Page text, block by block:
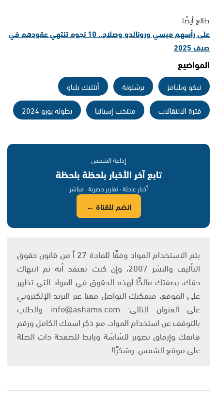
طالع أيضًا
على رأسهم ميسي ورونالدو وصلاح.. 10 نجوم تنتهي عقودهم في
صيف 2025
المواضيع
نيكو ويليامز برشلونة
أتلتيك بلباو
فترة الانتقالات
منتخب إسبانيا بطولة يورو 2024
إذاعة الشمس
تابع آخر الأخبار بلحظة بلحظة
أخبار عاجلة · تقارير حصرية · مباشر
انضم للقناة ←
يتم الاستخدام المواد وفقًا للمادة 27 أ من قانون حقوق
التأليف والنشر 2007، وإن كنت تعتقد أنه تم انتهاك
حقك، بصفتك مالكًا لهذه الحقوق في المواد التي تظهر
على الموقع، فيمكنك التواصل معنا عبر البريد الإلكتروني
على العنوان التالي: info@ashams.com والطلب
بالتوقف عن استخدام المواد، مع ذكر اسمك الكامل ورقم
هاتفك وإرفاق تصوير للشاشة ورابط للصفحة ذات الصلة
على موقع الشمس. وشكرًا!